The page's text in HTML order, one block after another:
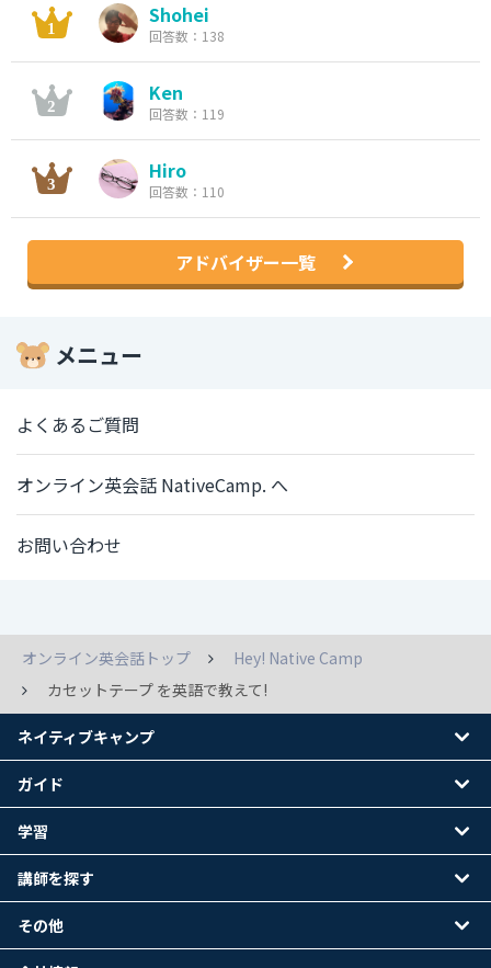
Shohei
回答数：138
Ken
回答数：119
Hiro
回答数：110
アドバイザー一覧
メニュー
よくあるご質問
オンライン英会話 NativeCamp. へ
お問い合わせ
オンライン英会話トップ
Hey! Native Camp
カセットテープ を英語で教えて!
ネイティブキャンプ
ガイド
学習
講師を探す
その他